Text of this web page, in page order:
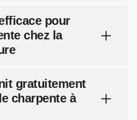
pour
chez la
gratuitement
charpente à